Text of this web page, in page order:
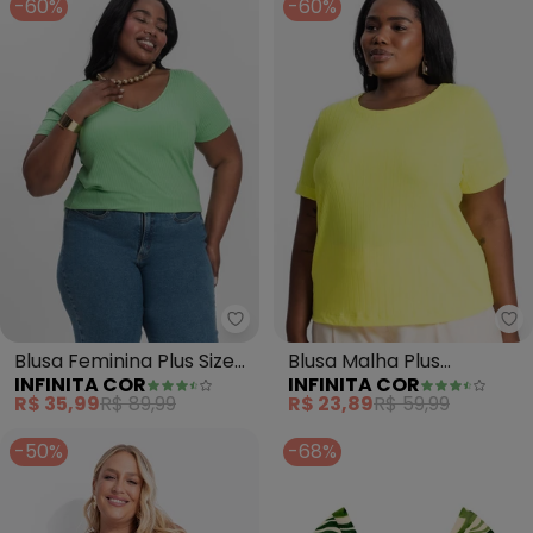
-60%
Infinita Cor - Blusa Feminina
Blusa Feminina Plus Size
da (Verde)
INFINITA COR
R$ 35,99R$ 89,99
-60%
Blusa Malha Plus
(Amarelo)
INFINITA COR
R$ 23,89R$ 59,99
-50%
-68%